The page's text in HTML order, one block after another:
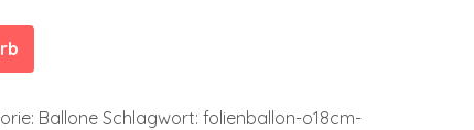
Ballone Schlagwort: folienballon-o18cm-